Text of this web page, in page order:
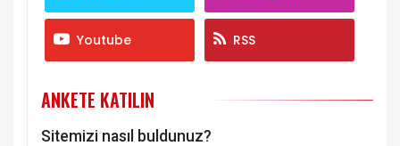
Youtube RSS
ANKETE KATILIN
Sitemizi nasıl buldunuz?